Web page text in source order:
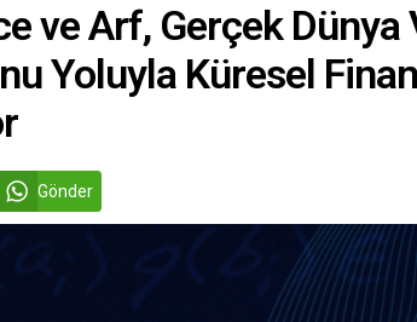
ve Arf, Gerçek Dünya
Yoluyla Küresel
Gönder